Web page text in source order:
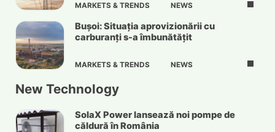
MARKETS & TRENDS NEWS
Bușoi: Situația aprovizionării cu
carburanți s-a îmbunătățit
MARKETS & TRENDS NEWS
New Technology
SolaX Power lansează noi pompe de
căldură în România